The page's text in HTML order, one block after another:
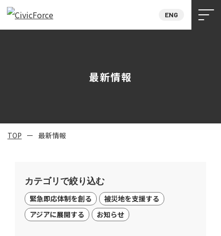
ENG
最新情報
TOP 最新情報
カテゴリで絞り込む
緊急即応体制を創る
被災地を支援する
アジアに展開する
お知らせ